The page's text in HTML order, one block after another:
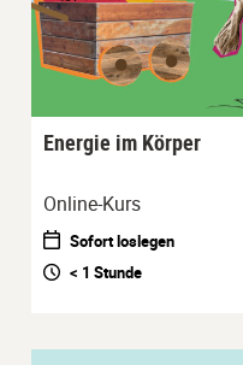
Energie im Körper
Online-Kurs
Sofort loslegen
< 1 Stunde